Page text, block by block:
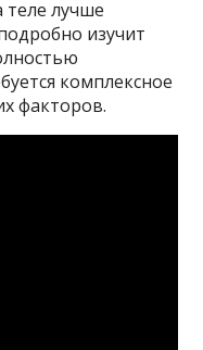
лучше
изучит
комплексное
факторов.